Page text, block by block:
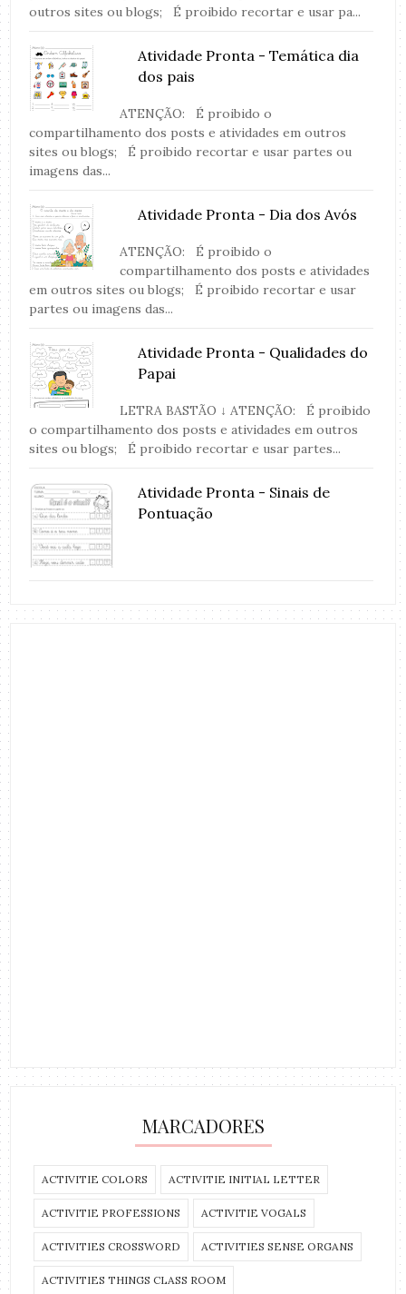
outros sites ou blogs; É proibido recortar e usar pa...
Atividade Pronta - Temática dia
dos pais
ATENÇÃO: É proibido o
compartilhamento dos posts e atividades em outros
sites ou blogs; É proibido recortar e usar partes ou
imagens das...
Atividade Pronta - Dia dos Avós
ATENÇÃO: É proibido o
compartilhamento dos posts e atividades
em outros sites ou blogs; É proibido recortar e usar
partes ou imagens das...
Atividade Pronta - Qualidades do
Papai
LETRA BASTÃO ↓ ATENÇÃO: É proibido
o compartilhamento dos posts e atividades em outros
sites ou blogs; É proibido recortar e usar partes...
Atividade Pronta - Sinais de
Pontuação
MARCADORES
ACTIVITIE COLORS ACTIVITIE INITIAL LETTER
ACTIVITIE PROFESSIONS ACTIVITIE VOGALS
ACTIVITIES CROSSWORD ACTIVITIES SENSE ORGANS
ACTIVITIES THINGS CLASS ROOM